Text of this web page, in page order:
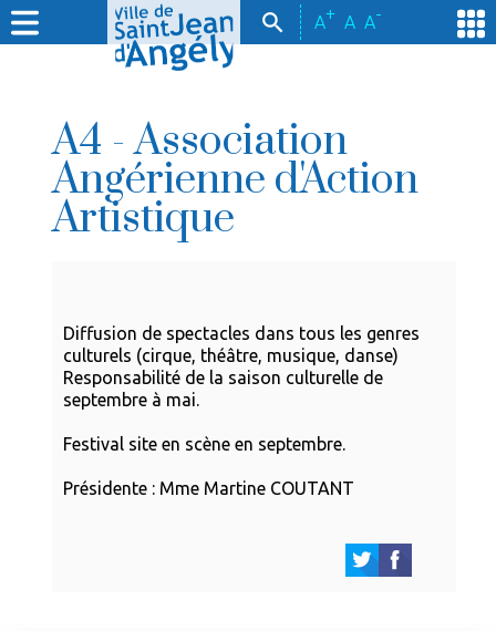
A+ A A-
A4 - Association
Angérienne d'Action
Artistique
Diffusion de spectacles dans tous les genres
culturels (cirque, théâtre, musique, danse)
Responsabilité de la saison culturelle de
septembre à mai.
Festival site en scène en septembre.
Présidente : Mme Martine COUTANT